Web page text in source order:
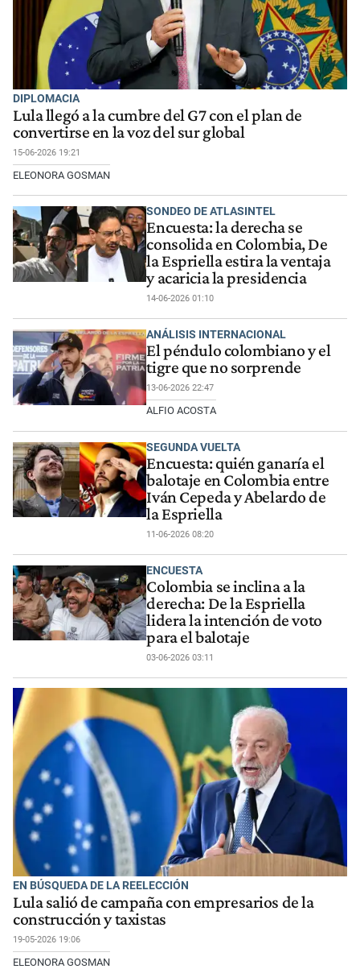
DIPLOMACIA
Lula llegó a la cumbre del G7 con el plan de
convertirse en la voz del sur global
15-06-2026 19:21
ELEONORA GOSMAN
SONDEO DE ATLASINTEL
Encuesta: la derecha se
consolida en Colombia, De
la Espriella estira la ventaja
y acaricia la presidencia
14-06-2026 01:10
ANÁLISIS INTERNACIONAL
El péndulo colombiano y el
tigre que no sorprende
13-06-2026 22:47
ALFIO ACOSTA
SEGUNDA VUELTA
Encuesta: quién ganaría el
balotaje en Colombia entre
Iván Cepeda y Abelardo de
la Espriella
11-06-2026 08:20
ENCUESTA
Colombia se inclina a la
derecha: De la Espriella
lidera la intención de voto
para el balotaje
03-06-2026 03:11
EN BÚSQUEDA DE LA REELECCIÓN
Lula salió de campaña con empresarios de la
construcción y taxistas
19-05-2026 19:06
ELEONORA GOSMAN